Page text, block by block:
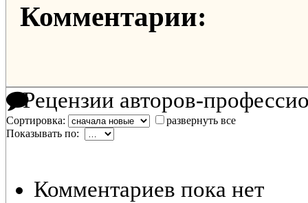
Комментарии:
Рецензии авторов-
Сортировка:
развернуть все
Показывать по:
Комментариев пока нет